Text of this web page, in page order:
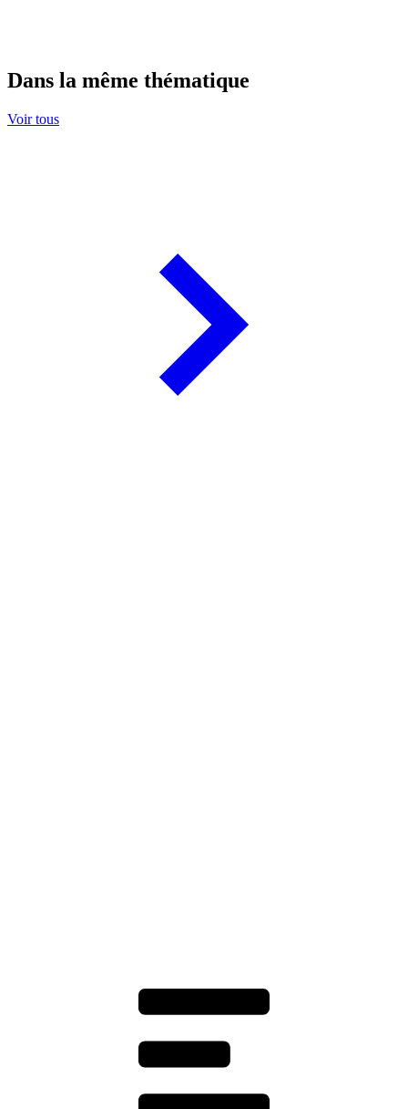
Dans la même thématique
Voir tous